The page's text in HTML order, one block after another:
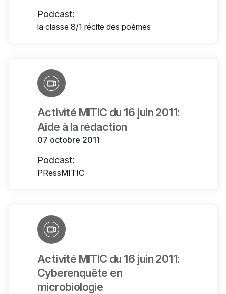
Podcast:
la classe 8/1 récite des poèmes
Activité MITIC du 16 juin 2011:
Aide à la rédaction
07 octobre 2011
Podcast:
PRessMITIC
Activité MITIC du 16 juin 2011:
Cyberenquête en
microbiologie